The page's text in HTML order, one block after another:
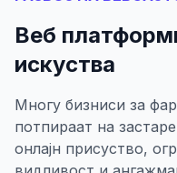
Веб
искуства
Многу бизниси за
потпираат на
онлајн присуство,